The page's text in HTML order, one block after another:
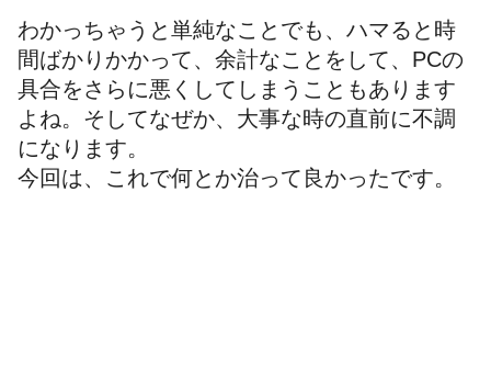
わかっちゃうと単純なことでも、ハマると時
間ばかりかかって、余計なことをして、PCの
具合をさらに悪くしてしまうこともあります
よね。そしてなぜか、大事な時の直前に不調
になります。
今回は、これで何とか治って良かったです。